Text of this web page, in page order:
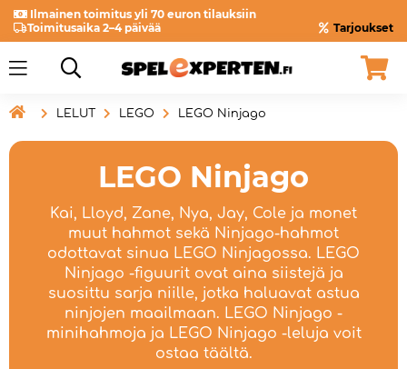
Ilmainen toimitus yli 70 euron tilauksiin
Toimitusaika 2–4 päivää
Tarjoukset
 LELUT LEGO LEGO Ninjago
LEGO Ninjago
Kai, Lloyd, Zane, Nya, Jay, Cole ja monet
muut hahmot sekä Ninjago-hahmot
odottavat sinua LEGO Ninjagossa. LEGO
Ninjago -figuurit ovat aina siistejä ja
suosittu sarja niille, jotka haluavat astua
ninjojen maailmaan. LEGO Ninjago -
minihahmoja ja LEGO Ninjago -leluja voit
ostaa täältä.